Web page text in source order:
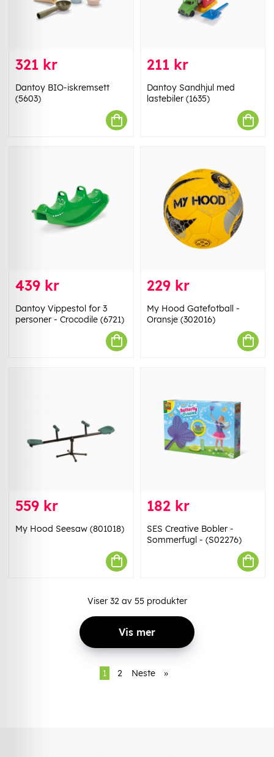
321 kr
Dantoy BIO-iskremsett
(5603)
211 kr
Dantoy Sandhjul med
lastebiler (1635)
439 kr
Dantoy Vippestol for 3
personer - Crocodile (6721)
229 kr
My Hood Gatefotball -
Oransje (302016)
559 kr
My Hood Seesaw (801018)
182 kr
SES Creative Bobler -
Sommerfugl - (S02276)
Viser 32av 55 produkter
Vis mer
1 2 Neste »